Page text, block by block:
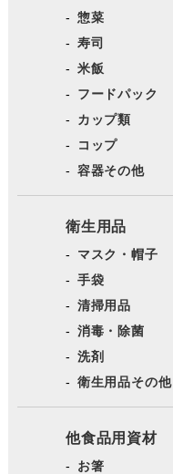
惣菜
寿司
米飯
フードパック
カップ類
コップ
容器その他
衛生用品
マスク・帽子
手袋
清掃用品
消毒・除菌
洗剤
衛生用品その他
他食品用資材
お箸